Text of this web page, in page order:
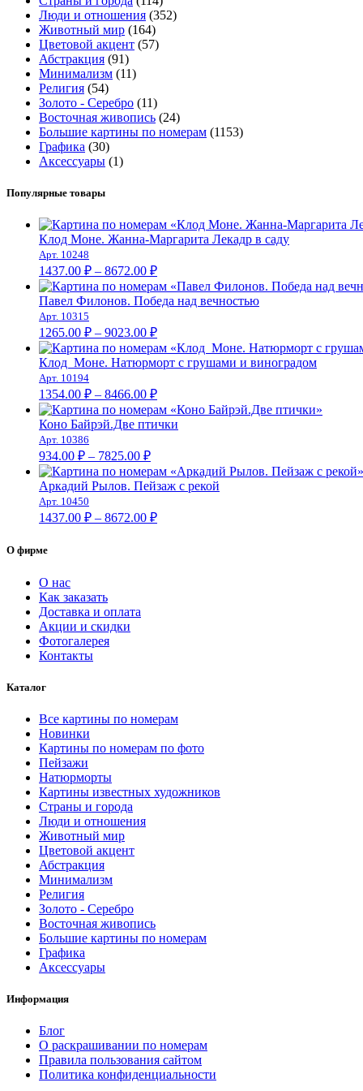
Люди и отношения (352)
Животный мир (164)
Цветовой акцент (57)
Абстракция (91)
Минимализм (11)
Религия (54)
Золото - Серебро (11)
Восточная живопись (24)
Большие картины по номерам (1153)
Графика (30)
Аксессуары (1)
Популярные товары
Клод Моне. Жанна-Маргарита Лекадр в саду
Арт. 10248
1437.00 ₽ – 8672.00 ₽Диапазон
цен:
1437.00 ₽
8672.00 ₽
Павел Филонов. Победа над вечностью
Арт. 10315
1265.00 ₽ – 9023.00 ₽Диапазон
цен:
1265.00 ₽
9023.00 ₽
Клод Моне. Натюрморт с грушами и виноградом
Арт. 10194
1354.00 ₽ – 8466.00 ₽Диапазон
цен:
1354.00 ₽
Коно Байрэй.Две птички
Арт. 10386
934.00 ₽ – 7825.00 ₽Диапазон
цен:
934.00 ₽
7825.00 ₽
Аркадий Рылов. Пейзаж с рекой
Арт. 10450
1437.00 ₽ – 8672.00 ₽Диапазон
О фирме
О нас
Как заказать
Доставка и оплата
Акции и скидки
Фотогалерея
Контакты
Каталог
Все картины по номерам
Новинки
Картины по номерам по фото
Пейзажи
Натюрморты
Картины известных художников
Страны и города
Люди и отношения
Животный мир
Цветовой акцент
Абстракция
Минимализм
Религия
Золото - Серебро
Восточная живопись
Большие картины по номерам
Графика
Аксессуары
Информация
Блог
О раскрашивании по номерам
Правила пользования сайтом
Политика конфиденциальности